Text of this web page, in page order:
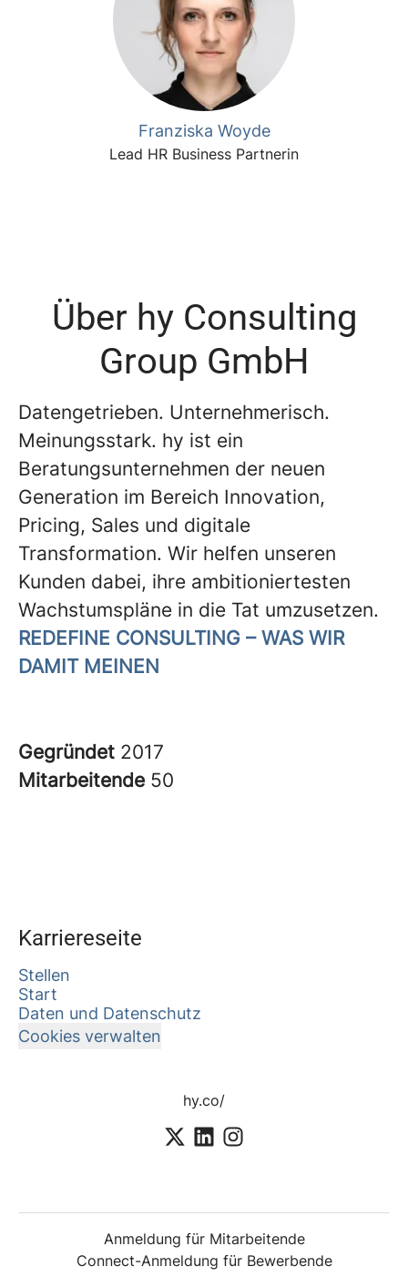
Franziska Woyde
Lead HR Business Partnerin
Über hy Consulting
Group GmbH
Datengetrieben. Unternehmerisch.
Meinungsstark. hy ist ein
Beratungsunternehmen der neuen
Generation im Bereich Innovation,
Pricing, Sales und digitale
Transformation. Wir helfen unseren
Kunden dabei, ihre ambitioniertesten
Wachstumspläne in die Tat umzusetzen.
REDEFINE CONSULTING – WAS WIR
DAMIT MEINEN
Gegründet 2017
Mitarbeitende 50
Karriereseite
Stellen
Start
Daten und Datenschutz
Cookies verwalten
hy.co/
Anmeldung für Mitarbeitende
Connect-Anmeldung für Bewerbende